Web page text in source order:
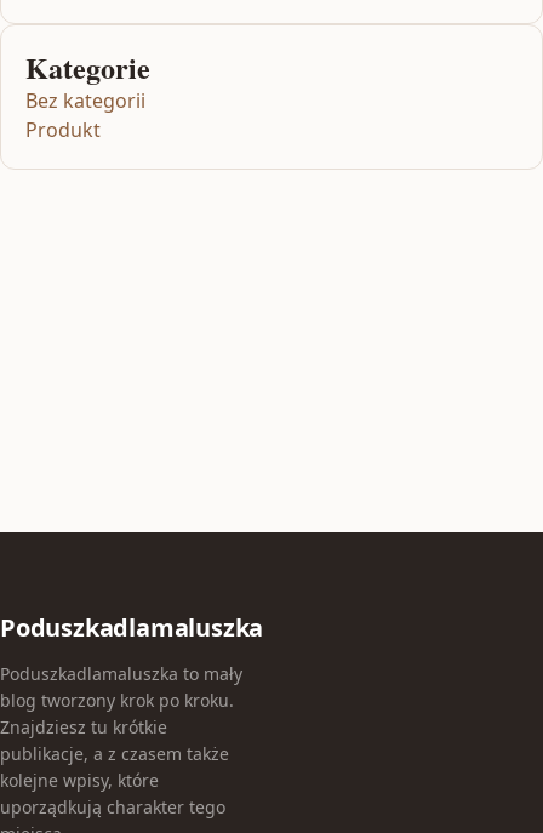
Kategorie
Bez kategorii
Produkt
Poduszkadlamaluszka
Poduszkadlamaluszka to mały
blog tworzony krok po kroku.
Znajdziesz tu krótkie
publikacje, a z czasem także
kolejne wpisy, które
uporządkują charakter tego